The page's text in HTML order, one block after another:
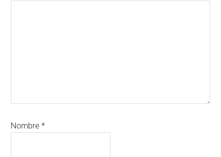
Nombre*